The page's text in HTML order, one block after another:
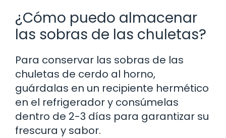
¿Cómo puedo almacenar
las sobras de las chuletas?
Para conservar las sobras de las
chuletas de cerdo al horno,
guárdalas en un recipiente hermético
en el refrigerador y consúmelas
dentro de 2-3 días para garantizar su
frescura y sabor.